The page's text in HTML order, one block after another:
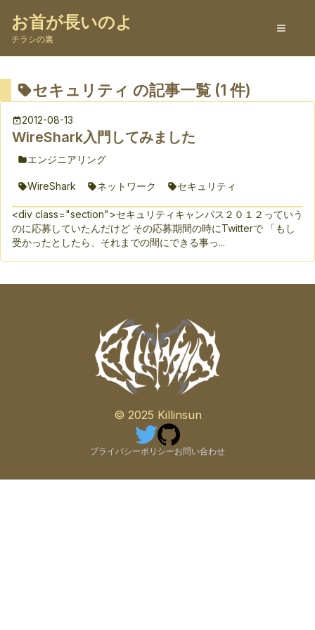
お首が長いのよ
チラシの裏
セキュリティ の記事一覧 (1 件)
2012-08-13
WireShark入門してみました
エンジニアリング
WireShark ネットワーク セキュリティ
<div class="section">セキュリティキャンパス２０１２っていう
のに応募していたんだけど その応募期間の時にTwitterで 「もし
受かったとしたら、それまでの間にできる事っ...
© 2025 Killinsun
プライバシーポリシーお問い合わせ